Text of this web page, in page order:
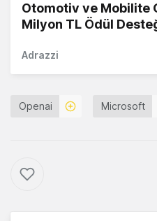
Otomotiv ve Mobilite
Milyon TL Ödül
Adrazzi
Openai Microsoft